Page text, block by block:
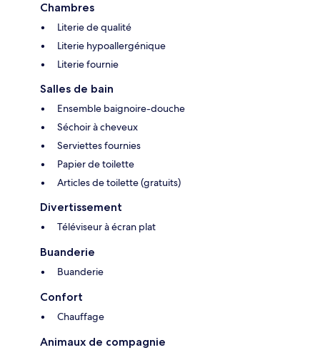
Chambres
Literie de qualité
Literie hypoallergénique
Literie fournie
Salles de bain
Ensemble baignoire-douche
Séchoir à cheveux
Serviettes fournies
Papier de toilette
Articles de toilette (gratuits)
Divertissement
Téléviseur à écran plat
Buanderie
Buanderie
Confort
Chauffage
Animaux de compagnie